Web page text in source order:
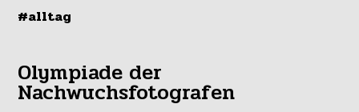
#alltag
Olympiade der
Nachwuchsfotografen